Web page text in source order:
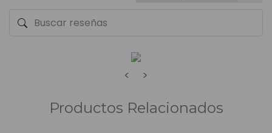
< >
Productos Relacionados